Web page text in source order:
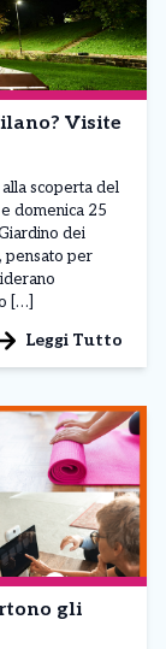
Visite
scoperta del
domenica 25
dei
pensato per
[…]
Leggi Tutto
gli